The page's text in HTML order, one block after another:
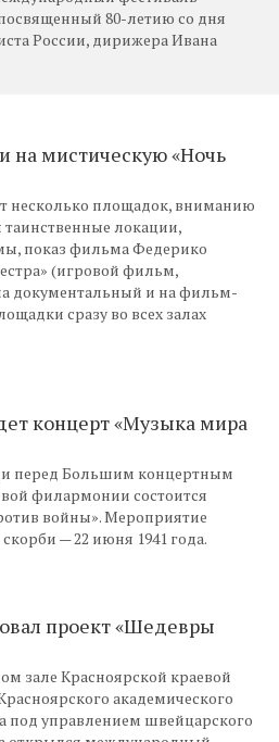
80-летию со дня
России, дирижера Ивана
на мистическую «Ночь
несколько площадок, вниманию
локации,
показ фильма Федерико
(игровой фильм,
документальный и на фильм-
сразу во всех залах
концерт «Музыка мира
перед Большим концертным
филармонии состоится
войны». Мероприятие
— 22 июня 1941 года.
проект «Шедевры
зале Красноярской краевой
академического
под управлением швейцарского